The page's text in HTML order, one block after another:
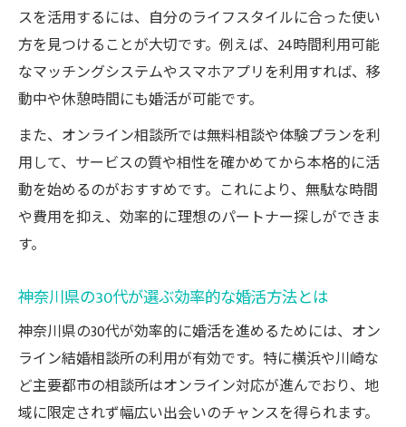
スを活用するには、自分のライフスタイルに合った使い
方を見つけることが大切です。例えば、24時間利用可能
なマッチングシステムやスマホアプリを利用すれば、移
動中や休憩時間にも婚活が可能です。
また、オンライン相談所では無料相談や体験プランを利
用して、サービスの質や相性を確かめてから本格的に活
動を始めるのがおすすめです。これにより、無駄な時間
や費用を抑え、効率的に理想のパートナー探しができま
す。
神奈川県の30代が選ぶ効率的な婚活方法とは
神奈川県の30代が効率的に婚活を進めるためには、オン
ライン結婚相談所の利用が有効です。特に横浜や川崎な
ど主要都市の相談所はオンライン対応が進んでおり、地
域に限定されず幅広い出会いのチャンスを得られます。